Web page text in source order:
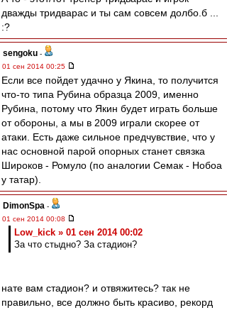
дважды тридварас и ты сам совсем долбо.б ...
:?
sengoku -
01 сен 2014 00:25
Если все пойдет удачно у Якина, то получится
что-то типа Рубина образца 2009, именно
Рубина, потому что Якин будет играть больше
от обороны, а мы в 2009 играли скорее от
атаки. Есть даже сильное предчувствие, что у
нас основной парой опорных станет связка
Широков - Ромуло (по аналогии Семак - Нобоа
у татар).
DimonSpa -
01 сен 2014 00:08
Low_kick » 01 сен 2014 00:02
За что стыдно? За стадион?
нате вам стадион? и отвяжитесь? так не
правильно, все должно быть красиво, рекорд